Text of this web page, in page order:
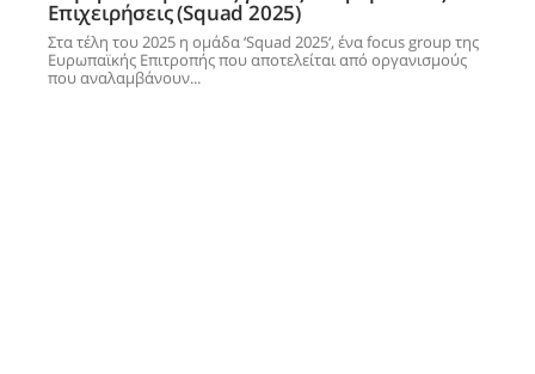
Επιχειρήσεις (Squad 2025)
Στα τέλη του 2025 η ομάδα ‘Squad 2025‘, ένα focus group της
Ευρωπαϊκής Επιτροπής που αποτελείται από οργανισμούς
που αναλαμβάνουν...